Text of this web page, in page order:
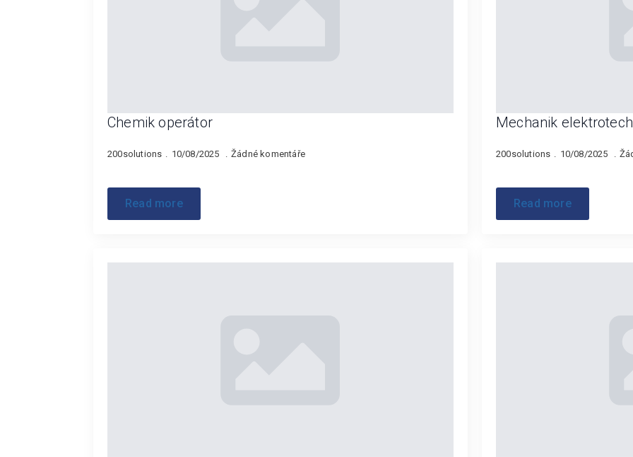
Chemik operátor
200solutions 10/08/2025 Žádné komentáře
Read more
Mechanik
200solutions 10/08/2025
Read more